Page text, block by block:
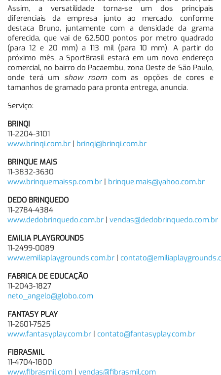
Assim, a versatilidade torna-se um dos principais
diferenciais da empresa junto ao mercado, conforme
destaca Bruno, juntamente com a densidade da grama
oferecida, que vai de 62.500 pontos por metro quadrado
(para 12 e 20 mm) a 113 mil (para 10 mm). A partir do
próximo mês, a SportBrasil estará em um novo endereço
comercial, no bairro do Pacaembu, zona Oeste de São Paulo,
onde terá um show roomcom as opções de cores e
tamanhos de gramado para pronta entrega, anuncia.
Serviço:
BRINQI
11-2204-3101
www.brinqi.com.br | brinqi@brinqi.com.br
BRINQUE MAIS
11-3832-3630
www.brinquemaissp.com.br | brinque.mais@yahoo.com.br
DEDO BRINQUEDO
11-2784-4384
www.dedobrinquedo.com.br | vendas@dedobrinquedo.com.br
EMILIA PLAYGROUNDS
11-2499-0089
www.emiliaplaygrounds.com.br |
FABRICA DE EDUCAÇÃO
11-2043-1827
neto_angelo@globo.com
FANTASY PLAY
11-2601-7525
www.fantasyplay.com.br | contato@fantasyplay.com.br
FIBRASMIL
11-4704-1800
www.fibrasmil.com | vendas@fibrasmil.com